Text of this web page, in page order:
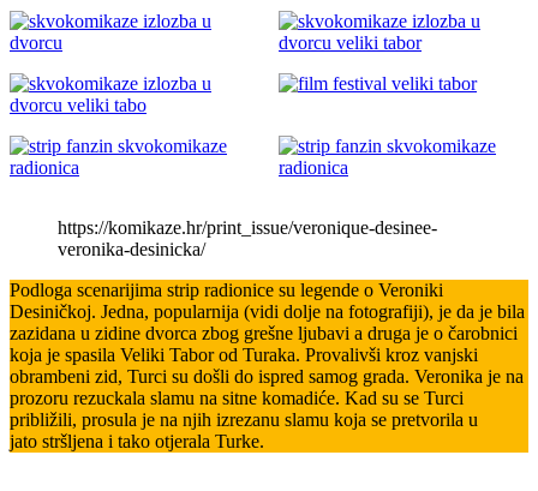
https://komikaze.hr/print_issue/veronique-desinee-
veronika-desinicka/
Podloga scenarijima strip radionice su legende o Veroniki
Desiničkoj. Jedna, popularnija (vidi dolje na fotografiji), je da je bila
zazidana u zidine dvorca zbog grešne ljubavi a druga je o čarobnici
koja je spasila Veliki Tabor od Turaka. Provalivši kroz vanjski
obrambeni zid, Turci su došli do ispred samog grada. Veronika je na
prozoru rezuckala slamu na sitne komadiće. Kad su se Turci
približili, prosula je na njih izrezanu slamu koja se pretvorila u
jato stršljena i tako otjerala Turke.